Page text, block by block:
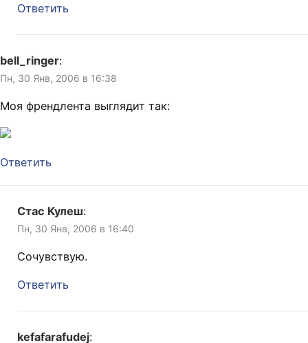
Ответить
bell_ringer:
Пн, 30 Янв, 2006 в 16:38
Моя френдлента выглядит так:
Ответить
Стас Кулеш:
Пн, 30 Янв, 2006 в 16:40
Сочувствую.
Ответить
kefafarafudej: